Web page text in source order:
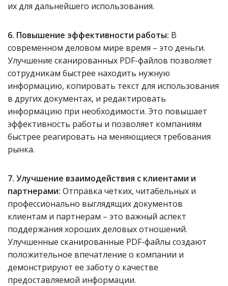
их для дальнейшего использования.
6. Повышение эффективности работы: В
современном деловом мире время – это деньги.
Улучшение сканированных PDF-файлов позволяет
сотрудникам быстрее находить нужную
информацию, копировать текст для использования
в других документах, и редактировать
информацию при необходимости. Это повышает
эффективность работы и позволяет компаниям
быстрее реагировать на меняющиеся требования
рынка.
7. Улучшение взаимодействия с клиентами и
партнерами: Отправка четких, читабельных и
профессионально выглядящих документов
клиентам и партнерам – это важный аспект
поддержания хороших деловых отношений.
Улучшенные сканированные PDF-файлы создают
положительное впечатление о компании и
демонстрируют ее заботу о качестве
предоставляемой информации.